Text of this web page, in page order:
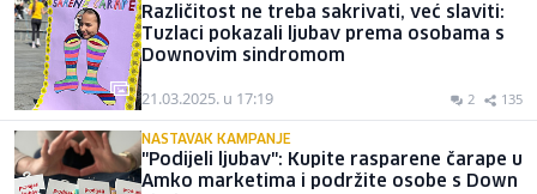
Različitost ne treba sakrivati, već slaviti:
Tuzlaci pokazali ljubav prema osobama s
Downovim sindromom
21.03.2025. u 17:19 2 135
NASTAVAK KAMPANJE
"Podijeli ljubav": Kupite rasparene čarape u
Amko marketima i podržite osobe s Down